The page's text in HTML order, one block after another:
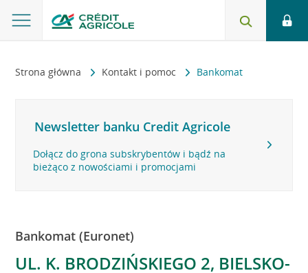
Strona główna Kontakt i pomoc Bankomat
Newsletter banku Credit Agricole
Dołącz do grona subskrybentów i bądź na
bieżąco z nowościami i promocjami
Bankomat (Euronet)
UL. K. BRODZIŃSKIEGO 2, BIELSKO-